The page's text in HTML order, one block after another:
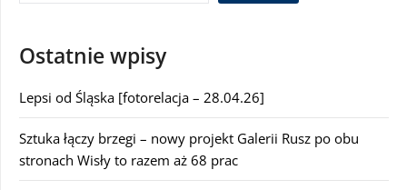
Ostatnie wpisy
Lepsi od Śląska [fotorelacja – 28.04.26]
Sztuka łączy brzegi – nowy projekt Galerii Rusz po obu
stronach Wisły to razem aż 68 prac